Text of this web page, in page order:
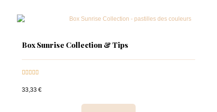
Box Sunrise Collection & Tips

33,33 €